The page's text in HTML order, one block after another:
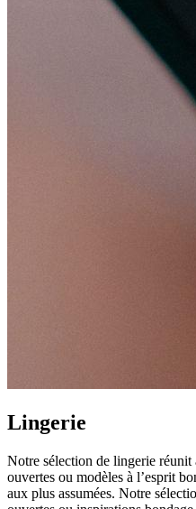
Lingerie
Notre sélection de lingerie réunit
ouvertes ou modèles à l’esprit
aux plus assumées. Notre